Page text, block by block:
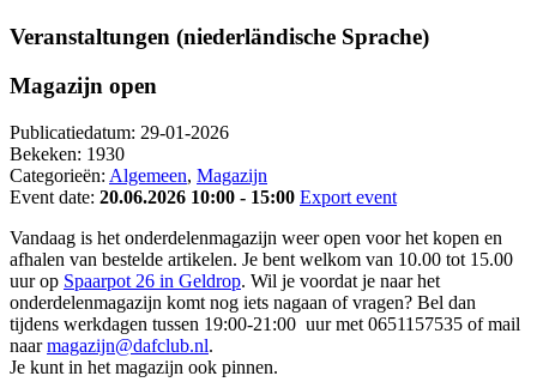
Veranstaltungen (niederländische Sprache)
Magazijn open
Publicatiedatum: 29-01-2026
Bekeken: 1930
Categorieën: Algemeen, Magazijn
Event date: 20.06.2026 10:00 - 15:00 Export event
Vandaag is het onderdelenmagazijn weer open voor het kopen en
afhalen van bestelde artikelen. Je bent welkom van 10.00 tot 15.00
uur op Spaarpot 26 in Geldrop. Wil je voordat je naar het
onderdelenmagazijn komt nog iets nagaan of vragen? Bel dan
tijdens werkdagen tussen 19:00-21:00 uur met 0651157535 of mail
naarmagazijn@dafclub.nl.
Je kunt in het magazijn ook pinnen.